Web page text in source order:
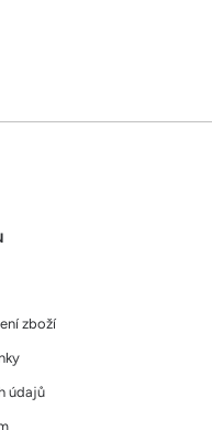
zboží
údajů